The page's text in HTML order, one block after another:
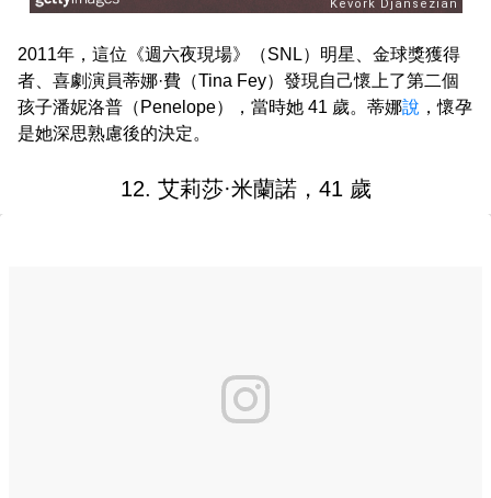
2011年，這位《週六夜現場》（SNL）明星、金球獎獲得
者、喜劇演員蒂娜·費（Tina Fey）發現自己懷上了第二個
孩子潘妮洛普（Penelope），當時她 41 歲。蒂娜說 ，懷孕
是她深思熟慮後的決定。
12. 艾莉莎·米蘭諾，41 歲